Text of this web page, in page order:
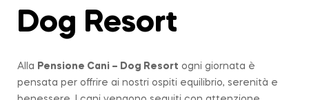
Dog Resort
Alla Pensione Cani – Dog Resort ogni giornata è
pensata per offrire ai nostri ospiti equilibrio, serenità e